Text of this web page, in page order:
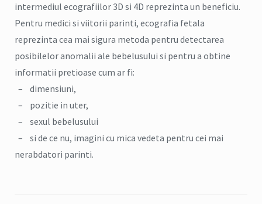
intermediul ecografiilor 3D si 4D reprezinta un beneficiu.
Pentru medici si viitorii parinti, ecografia fetala
reprezinta cea mai sigura metoda pentru detectarea
posibilelor anomalii ale bebelusului si pentru a obtine
informatii pretioase cum ar fi:
– dimensiuni,
– pozitie in uter,
– sexul bebelusului
– si de ce nu, imagini cu mica vedeta pentru cei mai
nerabdatori parinti.